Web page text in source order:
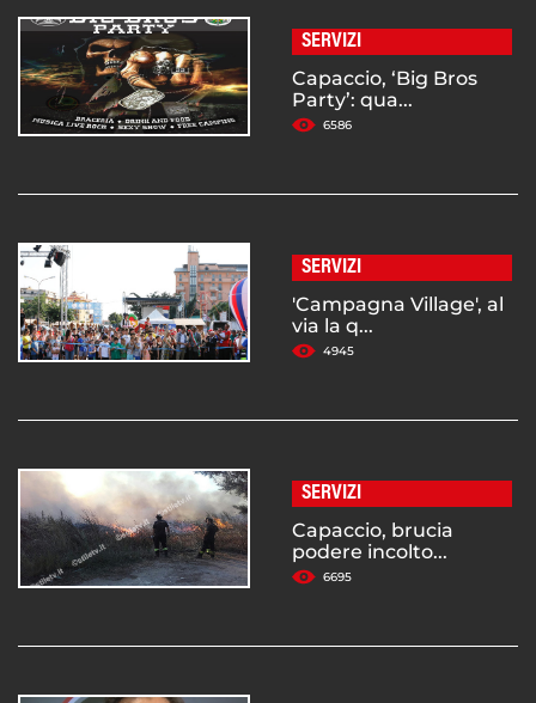
SERVIZI
Capaccio, ‘Big Bros
Party’: qua...
6586
SERVIZI
'Campagna Village', al
via la q...
4945
SERVIZI
Capaccio, brucia
podere incolto...
6695